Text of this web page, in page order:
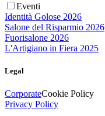
Eventi
Identità Golose 2026
Salone del Risparmio 2026
Fuorisalone 2026
L'Artigiano in Fiera 2025
Legal
CorporateCookie Policy
Privacy Policy